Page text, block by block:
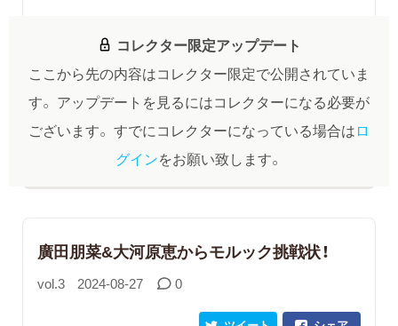
コレクター限定アップデート
ここから先の内容はコレクター限定で公開されていま
す。 アップデートを見るにはコレクターになる必要が
ございます。 すでにコレクターになっている場合はロ
グインをお願い致します。
廣田朋菜&大河原恵からモルック挑戦状！
vol.3 2024-08-27 0